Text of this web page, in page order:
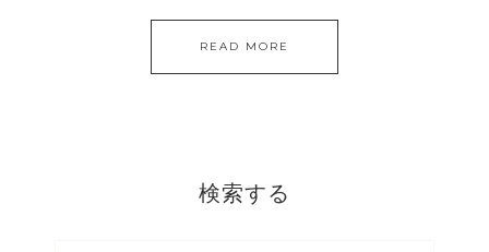
READ MORE
検索する